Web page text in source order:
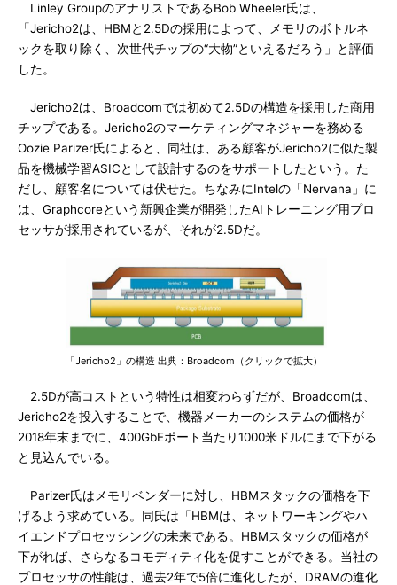
Linley GroupのアナリストであるBob Wheeler氏は、
「Jericho2は、HBMと2.5Dの採用によって、メモリのボトルネ
ックを取り除く、次世代チップの“大物”といえるだろう」と評価
した。
Jericho2は、Broadcomでは初めて2.5Dの構造を採用した商用
チップである。Jericho2のマーケティングマネジャーを務める
Oozie Parizer氏によると、同社は、ある顧客がJericho2に似た製
品を機械学習ASICとして設計するのをサポートしたという。た
だし、顧客名については伏せた。ちなみにIntelの「Nervana」に
は、Graphcoreという新興企業が開発したAIトレーニング用プロ
セッサが採用されているが、それが2.5Dだ。
「Jericho2」の構造 出典：Broadcom（クリックで拡大）
2.5Dが高コストという特性は相変わらずだが、Broadcomは、
Jericho2を投入することで、機器メーカーのシステムの価格が
2018年末までに、400GbEポート当たり1000米ドルにまで下がる
と見込んでいる。
Parizer氏はメモリベンダーに対し、HBMスタックの価格を下
げるよう求めている。同氏は「HBMは、ネットワーキングやハ
イエンドプロセッシングの未来である。HBMスタックの価格が
下がれば、さらなるコモディティ化を促すことができる。当社の
プロセッサの性能は、過去2年で5倍に進化したが、DRAMの進化